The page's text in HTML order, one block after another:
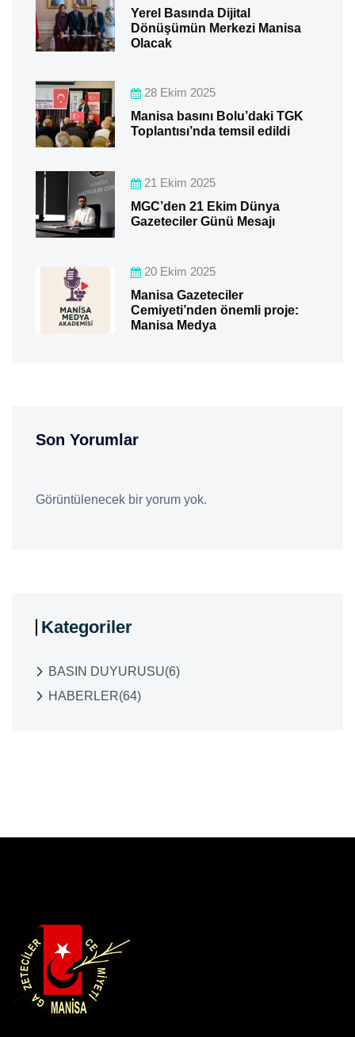
Yerel Basında Dijital
Dönüşümün Merkezi Manisa
Olacak
28 Ekim 2025
Manisa basını Bolu’daki TGK
Toplantısı’nda temsil edildi
21 Ekim 2025
MGC’den 21 Ekim Dünya
Gazeteciler Günü Mesajı
20 Ekim 2025
Manisa Gazeteciler
Cemiyeti’nden önemli proje:
Manisa Medya
Son Yorumlar
Görüntülenecek bir yorum yok.
Kategoriler
BASIN DUYURUSU(6)
HABERLER(64)